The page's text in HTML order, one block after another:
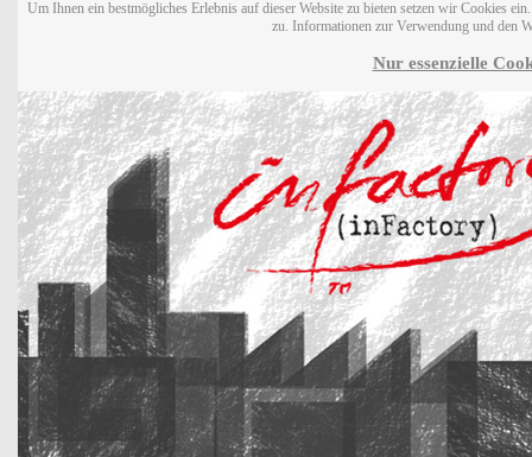
Um Ihnen ein bestmögliches Erlebnis auf dieser Website zu bieten setzen wir Cookies
zu. Informationen zur Verwendung und den
Nur essenzielle